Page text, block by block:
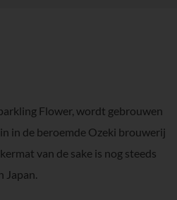
Flower, wordt gebrouwen
in de beroemde Ozeki brouwerij
van de sake is nog steeds
Japan.